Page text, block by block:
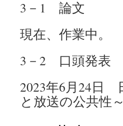
3－1 論文
現在、作業中。
3－2 口頭発表
2023年6月24日
と放送の公共性